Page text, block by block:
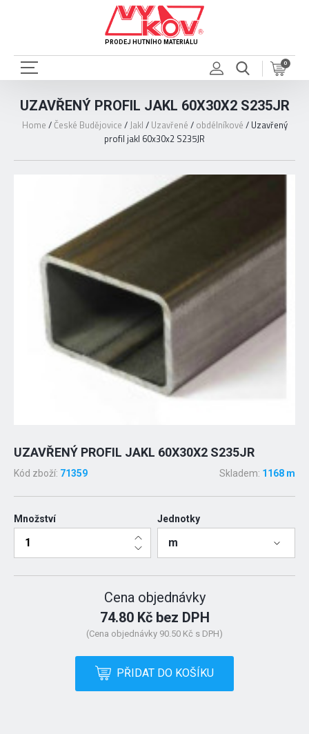
PRODEJ HUTNÍHO MATERIÁLU
0
UZAVŘENÝ PROFIL JAKL 60X30X2 S235JR
Home / České Budějovice /Jakl / Uzavřené / obdélníkové / Uzavřený
profil jakl 60x30x2 S235JR
UZAVŘENÝ PROFIL JAKL 60X30X2 S235JR
Kód zboží: 71359 Skladem: 1168 m
Množství Jednotky
m
Cena objednávky
74.80 Kč bez DPH
(Cena objednávky 90.50 Kč s DPH)
PŘIDAT DO KOŠÍKU